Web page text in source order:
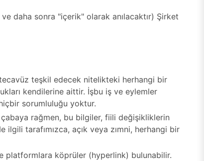
daha sonra "içerik" olarak anılacaktır) Şirket
tecavüz teşkil edecek nitelikteki herhangi bir
kendilerine aittir. İşbu iş ve eylemler
sorumluluğu yoktur.
rağmen, bu bilgiler, fiili değişikliklerin
tarafımızca, açık veya zımni, herhangi bir
platformlara köprüler (hyperlink) bulunabilir.